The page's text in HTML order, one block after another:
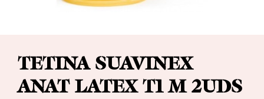
TETINA SUAVINEX
ANAT LATEX T1 M 2UDS